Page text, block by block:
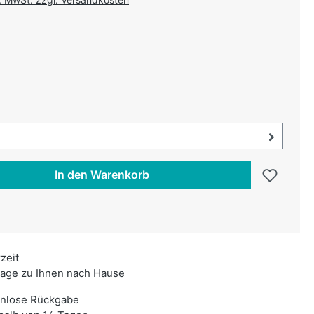
öffnen, aktuell ausgewählt:
In den Warenkorb
zu Ihnen nach Hause
Rückgabe